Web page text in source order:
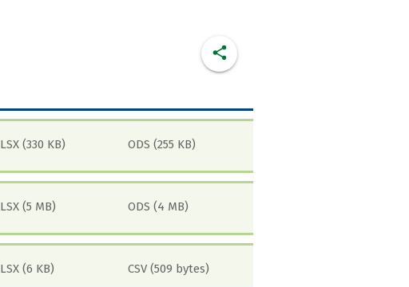
(330 KB) ODS (255 KB)
(5 MB) ODS (4 MB)
(6 KB) CSV (509 bytes)